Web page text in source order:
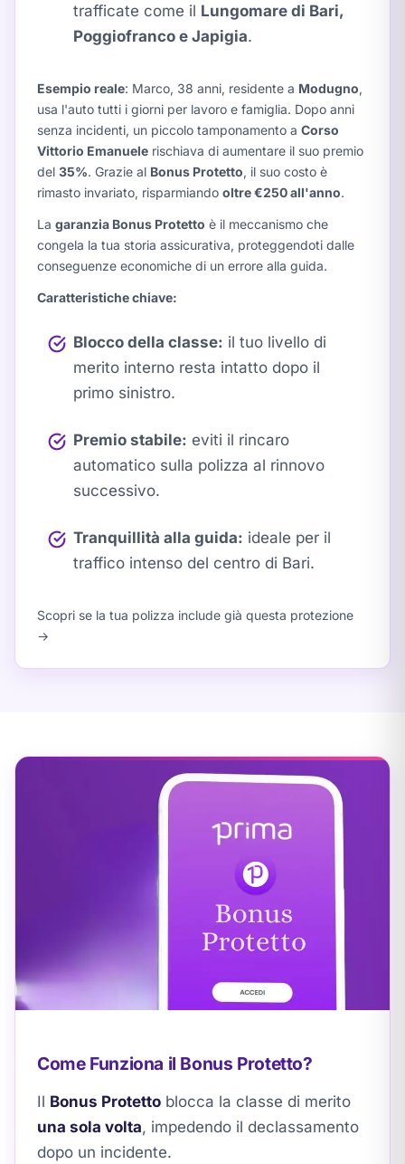
trafficate come il Lungomare di Bari,
Poggiofranco e Japigia.
Esempio reale: Marco, 38 anni, residente a Modugno,
usa l'auto tutti i giorni per lavoro e famiglia. Dopo anni
senza incidenti, un piccolo tamponamento a Corso
Vittorio Emanuele rischiava di aumentare il suo premio
del 35%. Grazie al Bonus Protetto, il suo costo è
rimasto invariato, risparmiando oltre €250 all'anno.
La garanzia Bonus Protetto è il meccanismo che
congela la tua storia assicurativa, proteggendoti dalle
conseguenze economiche di un errore alla guida.
Caratteristiche chiave:
Blocco della classe: il tuo livello di
merito interno resta intatto dopo il
primo sinistro.
Premio stabile: eviti il rincaro
automatico sulla polizza al rinnovo
successivo.
Tranquillità alla guida: ideale per il
traffico intenso del centro di Bari.
Scopri se la tua polizza include già questa protezione
→
Come Funziona il Bonus Protetto?
Il Bonus Protetto blocca la classe di merito
una sola volta, impedendo il declassamento
dopo un incidente.